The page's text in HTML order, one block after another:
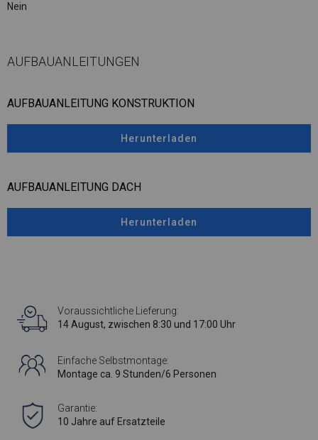
Nein
AUFBAUANLEITUNGEN
AUFBAUANLEITUNG KONSTRUKTION
Herunterladen
AUFBAUANLEITUNG DACH
Herunterladen
Voraussichtliche Lieferung:
14 August, zwischen 8:30 und 17:00 Uhr
Einfache Selbstmontage:
Montage ca. 9 Stunden/6 Personen
Garantie:
10 Jahre auf Ersatzteile